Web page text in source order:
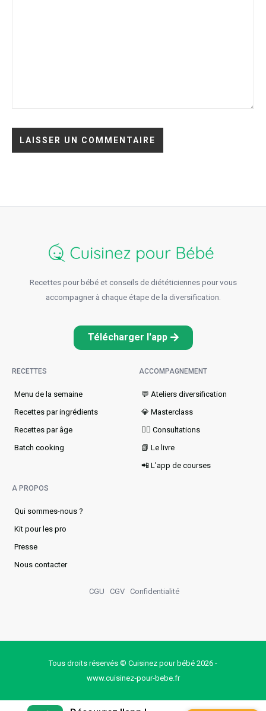
Recettes pour bébé et conseils de diététiciennes pour vous
accompagner à chaque étape de la diversification.
Télécharger l'app
RECETTES
Menu de la semaine​
Recettes par ingrédients
Recettes par âge
Batch cooking
ACCOMPAGNEMENT
💬 Ateliers diversification
💎 Masterclass
👩‍⚕️ Consultations
📗 Le livre
📲 L'app de courses
A PROPOS
Qui sommes-nous ?
Kit pour les pro
Presse
Nous contacter
CGU CGV Confidentialité
Tous droits réservés © Cuisinez pour bébé 2026 -
www.cuisinez‑pour‑bebe.fr